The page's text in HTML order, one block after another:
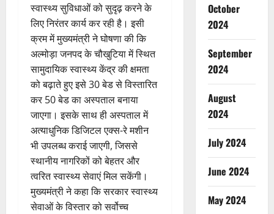
स्वास्थ्य सुविधाओं को सुदृढ़ करने के
लिए निरंतर कार्य कर रही है। इसी
क्रम में मुख्यमंत्री ने घोषणा की कि
अल्मोड़ा जनपद के चौखुटिया में स्थित
सामुदायिक स्वास्थ्य केंद्र की क्षमता
को बढ़ाते हुए इसे 30 बेड से विस्तारित
कर 50 बेड का अस्पताल बनाया
जाएगा। इसके साथ ही अस्पताल में
अत्याधुनिक डिजिटल एक्स-रे मशीन
भी उपलब्ध कराई जाएगी, जिससे
स्थानीय नागरिकों को बेहतर और
त्वरित स्वास्थ्य सेवाएं मिल सकेंगी।
मुख्यमंत्री ने कहा कि सरकार स्वास्थ्य
सेवाओं के विस्तार को सर्वोच्च
October
2024
September
2024
August
2024
July 2024
June 2024
May 2024